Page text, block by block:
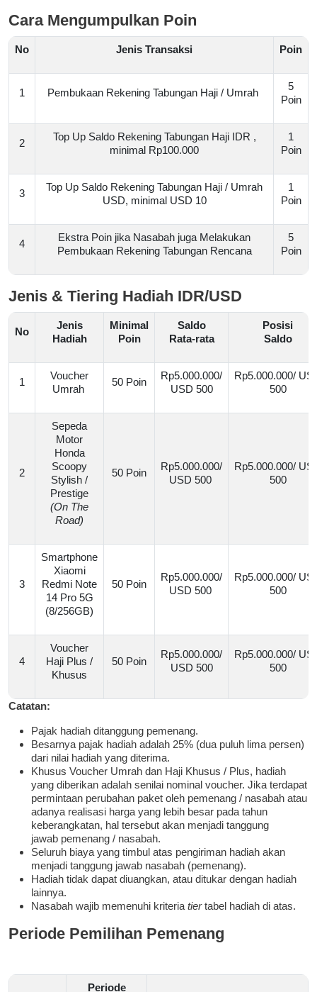
Cara Mengumpulkan Poin
No Jenis Transaksi Poin
1 Pembukaan Rekening Tabungan Haji / Umrah
5
Poin
2
Top Up Saldo Rekening Tabungan Haji IDR ,
minimal Rp100.000
1
Poin
3
Top Up Saldo Rekening Tabungan Haji / Umrah
USD, minimal USD 10
1
Poin
4
Ekstra Poin jika Nasabah juga Melakukan
Pembukaan Rekening Tabungan Rencana
5
Poin
Jenis & Tiering Hadiah IDR/USD
No
Jenis
Hadiah
Minimal
Poin
Saldo
Rata-rata
Posisi
Saldo
1
Voucher
Umrah
50 Poin
Rp5.000.000/
USD 500
Rp5.000.000/
500
2
Sepeda
Motor
Honda
Scoopy
Stylish /
Prestige
(On The
Road)
50 Poin
Rp5.000.000/
USD 500
Rp5.000.000/
500
3
Smartphone
Xiaomi
Redmi Note
14 Pro 5G
(8/256GB)
50 Poin
Rp5.000.000/
USD 500
Rp5.000.000/
500
4
Voucher
Haji Plus /
Khusus
50 Poin
Rp5.000.000/
USD 500
Rp5.000.000/
500
Catatan:
Pajak hadiah ditanggung pemenang.
Besarnya pajak hadiah adalah 25% (dua puluh lima persen)
dari nilai hadiah yang diterima.
Khusus Voucher Umrah dan Haji Khusus / Plus, hadiah
yang diberikan adalah senilai nominal voucher. Jika terdapat
permintaan perubahan paket oleh pemenang / nasabah atau
adanya realisasi harga yang lebih besar pada tahun
keberangkatan, hal tersebut akan menjadi tanggung
jawab pemenang / nasabah.
Seluruh biaya yang timbul atas pengiriman hadiah akan
menjadi tanggung jawab nasabah (pemenang).
Hadiah tidak dapat diuangkan, atau ditukar dengan hadiah
lainnya.
Nasabah wajib memenuhi kriteria tiertabel hadiah di atas.
Periode Pemilihan Pemenang
Periode